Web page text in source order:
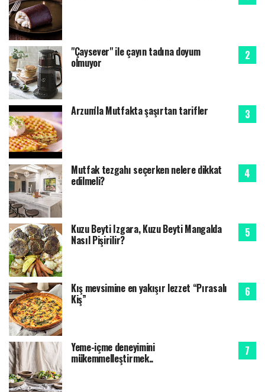
"Çaysever" ile çayın tadına doyum
olmuyor
Arzum'la Mutfakta şaşırtan tarifler
Mutfak tezgahı seçerken nelere dikkat
edilmeli?
Kuzu Beyti Izgara, Kuzu Beyti Mangalda
Nasıl Pişirilir?
Kış mevsimine en yakışır lezzet “Pırasalı
Kiş”
Yeme-içme deneyimini
mükemmelleştirmek..